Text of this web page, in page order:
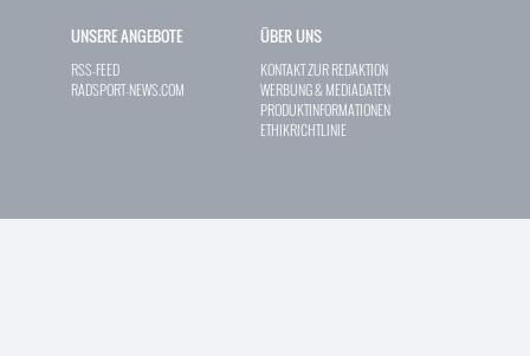
UNSERE ANGEBOTE
RSS-FEED
RADSPORT-NEWS.COM
ÜBER UNS
KONTAKT ZUR REDAKTION
WERBUNG & MEDIADATEN
PRODUKTINFORMATIONEN
ETHIKRICHTLINIE